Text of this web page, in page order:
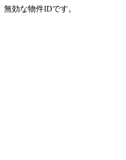
無効な物件IDです。